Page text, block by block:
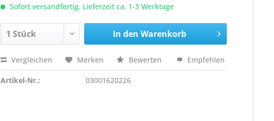
Sofort versandfertig, Lieferzeit ca. 1-3 Werktage
In den Warenkorb
Vergleichen Merken Bewerten Empfehlen
Artikel-Nr.: 03001620226